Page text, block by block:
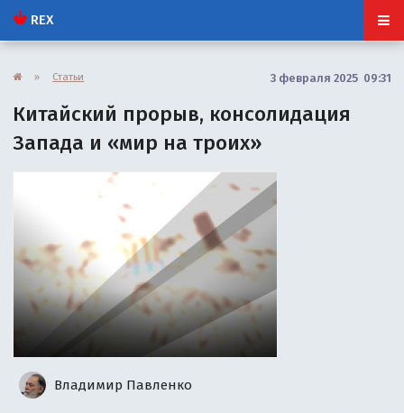
REX
» Статьи 3 февраля 2025 09:31
Китайский прорыв, консолидация
Запада и «мир на троих»
Владимир Павленко